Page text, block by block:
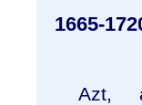
1665-
Azt,